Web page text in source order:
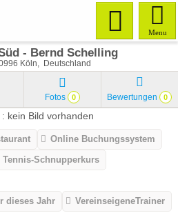
Menu
- Bernd Schelling
Köln Deutschland
Fotos 0 Bewertungen 0
Online Buchungssystem
Tennis-Schnupperkurs
dieses Jahr
VereinseigeneTrainer